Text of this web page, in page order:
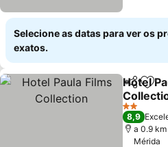
Selecione as datas para ver os
exatos.
Partilhar
Hotel
Ver
2 Estrelas
8,9
a 0.9
Mérida